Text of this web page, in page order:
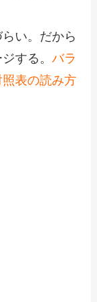
い。だから
する。バラ
表の読み方